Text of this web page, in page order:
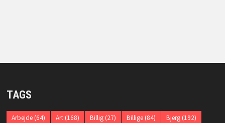
TAGS
Arbejde(64) Art(168) Billig(27) Billige(84) Bjerg(192)